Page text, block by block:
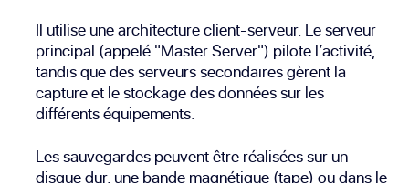
Il utilise une architecture client-serveur. Le serveur
principal (appelé "Master Server") pilote l’activité,
tandis que des serveurs secondaires gèrent la
capture et le stockage des données sur les
différents équipements.
Les sauvegardes peuvent être réalisées sur un
disque dur, une bande magnétique (tape) ou dans le